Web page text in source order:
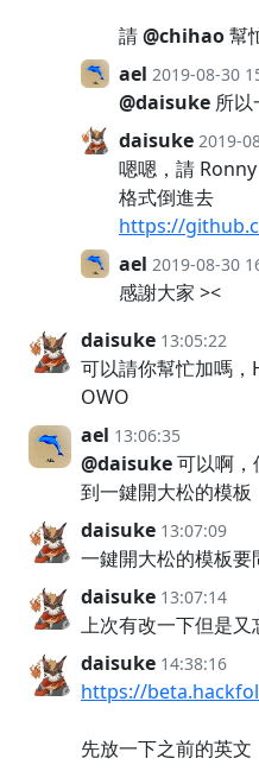
請@chihao幫
ael 2019-08-30
@daisuke 所以
daisuke 2019-
嗯嗯，請
格式倒進去
https://
ael 2019-08-30
感謝大家 ><
daisuke 13:05:22
可以請你幫忙加嗎
OWO
ael 13:06:35
@daisuke可以啊，
到一鍵開大松的模板
daisuke 13:07:09
一鍵開大松的模板要
daisuke 13:07:14
上次有改一下但是又
daisuke 14:38:16
https://
先放一下之前的英文